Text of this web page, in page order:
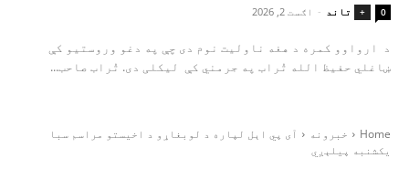
+ تاند - اګست 2, 2026 0
د ارواوو کمره د هغه ناولیت نوم دی چې په دغو وروستیو کې
ښاغلي حفیظ الله تُراب په جرمني کې لیکلی دی. تُراب صاحب...